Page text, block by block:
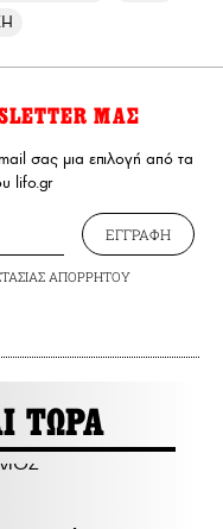
ΜΑΣ
σας μια επιλογή από τα
lifo.gr
ΕΓΓΡΑΦΗ
ΑΠΟΡΡΗΤΟΥ
ΤΩΡΑ